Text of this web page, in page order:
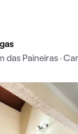
das Paineiras ·